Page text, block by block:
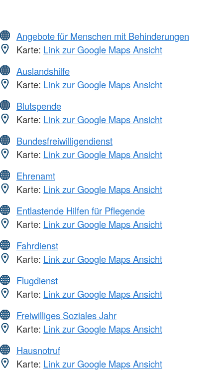
Angebote für Menschen mit Behinderungen
Karte: Link zur Google Maps Ansicht
Auslandshilfe
Karte: Link zur Google Maps Ansicht
Blutspende
Karte: Link zur Google Maps Ansicht
Bundesfreiwilligendienst
Karte: Link zur Google Maps Ansicht
Ehrenamt
Karte: Link zur Google Maps Ansicht
Entlastende Hilfen für Pflegende
Karte: Link zur Google Maps Ansicht
Fahrdienst
Karte: Link zur Google Maps Ansicht
Flugdienst
Karte: Link zur Google Maps Ansicht
Freiwilliges Soziales Jahr
Karte: Link zur Google Maps Ansicht
Hausnotruf
Karte: Link zur Google Maps Ansicht